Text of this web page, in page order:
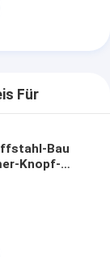
Für
Bau
Knopf-